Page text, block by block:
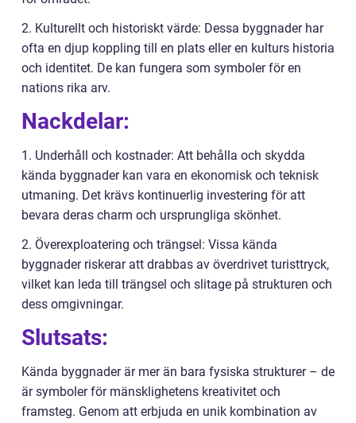
2. Kulturellt och historiskt värde: Dessa byggnader har
ofta en djup koppling till en plats eller en kulturs historia
och identitet. De kan fungera som symboler för en
nations rika arv.
Nackdelar:
1. Underhåll och kostnader: Att behålla och skydda
kända byggnader kan vara en ekonomisk och teknisk
utmaning. Det krävs kontinuerlig investering för att
bevara deras charm och ursprungliga skönhet.
2. Överexploatering och trängsel: Vissa kända
byggnader riskerar att drabbas av överdrivet turisttryck,
vilket kan leda till trängsel och slitage på strukturen och
dess omgivningar.
Slutsats:
Kända byggnader är mer än bara fysiska strukturer – de
är symboler för mänsklighetens kreativitet och
framsteg. Genom att erbjuda en unik kombination av